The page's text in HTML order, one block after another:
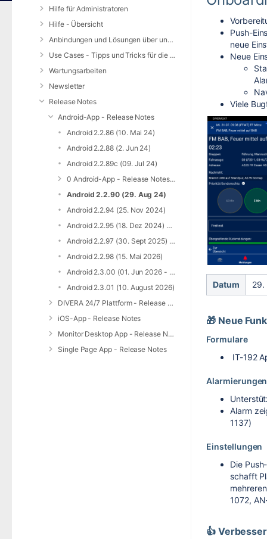
Hilfe für Administratoren
Hilfe - Übersicht
Anbindungen und Lösungen über unsere Web-Schnittstelle (REST-API)
Use Cases - Tipps und Tricks für die Anwendung von DIVERA 24/7
Wartungsarbeiten
Newsletter
Release Notes
Android-App - Release Notes
Android 2.2.86 (10. Mai 24)
Android 2.2.88 (2. Jun 24)
Android 2.2.89c (09. Jul 24)
0 Android-App - Release Notes - Archiv
Android 2.2.90 (29. Aug 24)
Android 2.2.94 (25. Nov 2024)
Android 2.2.95 (18. Dez 2024) 2.2.96 (23. Jan 2025)
Android 2.2.97 (30. Sept 2025) und 2.2.97c (29. Okt 2025)
Android 2.2.98 (15. Mai 2026)
Android 2.3.00 (01. Jun 2026 - 15. Juli 2026)
Android 2.3.01 (10. August 2026)
DIVERA 24/7 Plattform - Release Notes
iOS-App - Release Notes
Monitor Desktop App - Release Notes
Single Page App - Release Notes
Push-
neue
Neue
Viele
Datum 29.
🎁 Neue
Formulare
IT-192
Alarmierungen
Alarm
1137)
Einstellungen
Die
schafft
1072,
👍